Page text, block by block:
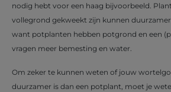
nodig hebt voor een haag bijvoorbeeld.
vollegrond gekweekt zijn kunnen
want potplanten hebben potgrond en een
vragen meer bemesting en water.
Om zeker te kunnen weten of jouw
duurzamer is dan een potplant, moet je